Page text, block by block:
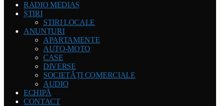
RADIO MEDIAȘ
ȘTIRI
STIRI LOCALE
ANUNȚURI
APARTAMENTE
AUTO-MOTO
CASE
DIVERSE
SOCIETĂȚI COMERCIALE
AUDIO
ECHIPĂ
CONTACT